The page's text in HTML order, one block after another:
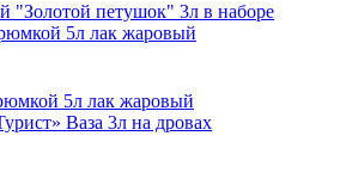
"Золотой петушок" 3л в наборе
5л лак жаровый